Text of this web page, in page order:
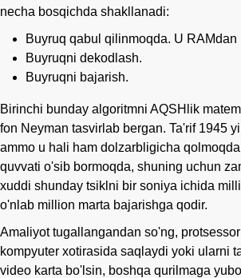
necha bosqichda shakllanadi:
Buyruq qabul qilinmoqda. U RAMdan
Buyruqni dekodlash.
Buyruqni bajarish.
Birinchi bunday algoritmni AQSHlik
fon Neyman tasvirlab bergan. Ta'rif 1945
ammo u hali ham dolzarbligicha
quvvati o'sib bormoqda, shuning uchun
xuddi shunday tsiklni bir soniya ichida
o'nlab million marta bajarishga qodir.
Amaliyot tugallangandan so'ng,
kompyuter xotirasida saqlaydi yoki ularni
video karta bo'lsin, boshqa qurilmaga